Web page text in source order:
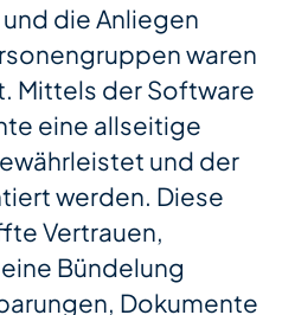
die Anliegen
waren
Mittels der Software
eine allseitige
und der
werden. Diese
Vertrauen,
Bündelung
Dokumente